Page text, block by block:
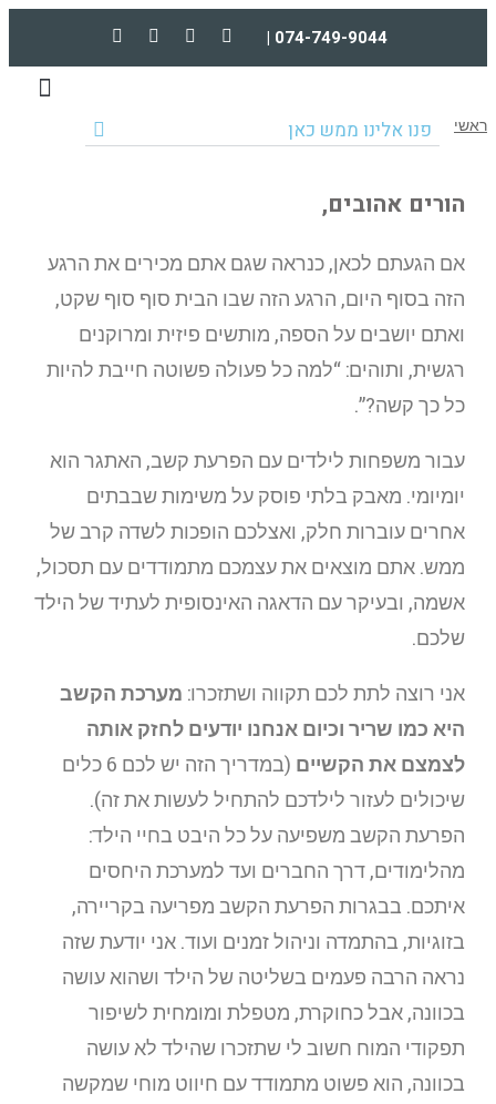
074-749-9044 |
פנו אלינו ממש כאן ראשי
הורים אהובים,
אם הגעתם לכאן, כנראה שגם אתם מכירים את הרגע
הזה בסוף היום, הרגע הזה שבו הבית סוף סוף שקט,
ואתם יושבים על הספה, מותשים פיזית ומרוקנים
רגשית, ותוהים: “למה כל פעולה פשוטה חייבת להיות
כל כך קשה?”.
עבור משפחות לילדים עם הפרעת קשב, האתגר הוא
יומיומי. מאבק בלתי פוסק על משימות שבבתים
אחרים עוברות חלק, ואצלכם הופכות לשדה קרב של
ממש. אתם מוצאים את עצמכם מתמודדים עם תסכול,
אשמה, ובעיקר עם הדאגה האינסופית לעתיד של הילד
שלכם.
אני רוצה לתת לכם תקווה ושתזכרו: מערכת הקשב
היא כמו שריר וכיום אנחנו יודעים לחזק אותה
לצמצם את הקשיים
(במדריך הזה יש לכם 6 כלים
שיכולים לעזור לילדכם להתחיל לעשות את זה).
הפרעת הקשב משפיעה על כל היבט בחיי הילד:
מהלימודים, דרך החברים ועד למערכת היחסים
איתכם. בבגרות הפרעת הקשב מפריעה בקריירה,
בזוגיות, בהתמדה וניהול זמנים ועוד. אני יודעת שזה
נראה הרבה פעמים בשליטה של הילד ושהוא עושה
בכוונה, אבל כחוקרת, מטפלת ומומחית לשיפור
תפקודי המוח חשוב לי שתזכרו שהילד לא עושה
בכוונה, הוא פשוט מתמודד עם חיווט מוחי שמקשה